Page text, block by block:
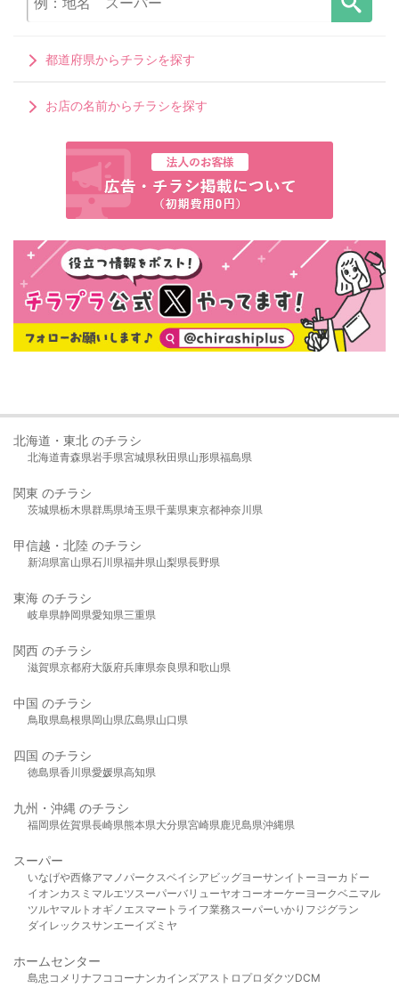
都道府県からチラシを探す
お店の名前からチラシを探す
北海道・東北 のチラシ
北海道青森県岩手県宮城県秋田県山形県福島県
関東 のチラシ
茨城県栃木県群馬県埼玉県千葉県東京都神奈川県
甲信越・北陸 のチラシ
新潟県富山県石川県福井県山梨県長野県
東海 のチラシ
岐阜県静岡県愛知県三重県
関西 のチラシ
滋賀県京都府大阪府兵庫県奈良県和歌山県
中国 のチラシ
鳥取県島根県岡山県広島県山口県
四国 のチラシ
徳島県香川県愛媛県高知県
九州・沖縄 のチラシ
福岡県佐賀県長崎県熊本県大分県宮崎県鹿児島県沖縄県
スーパー
いなげや西條アマノパークスベイシア ビッグヨーサンイトーヨーカドー
イオンカスミ マルエツスーパーバリューヤオコーオーケー ヨークベニマル
ツルヤマルト オギノ エスマート ライフ業務スーパーいかり フジグラン
ダイレックスサンエーイズミヤ
ホームセンター
島忠 コメリ ナフコ コーナンカインズアストロプロダクツDCM